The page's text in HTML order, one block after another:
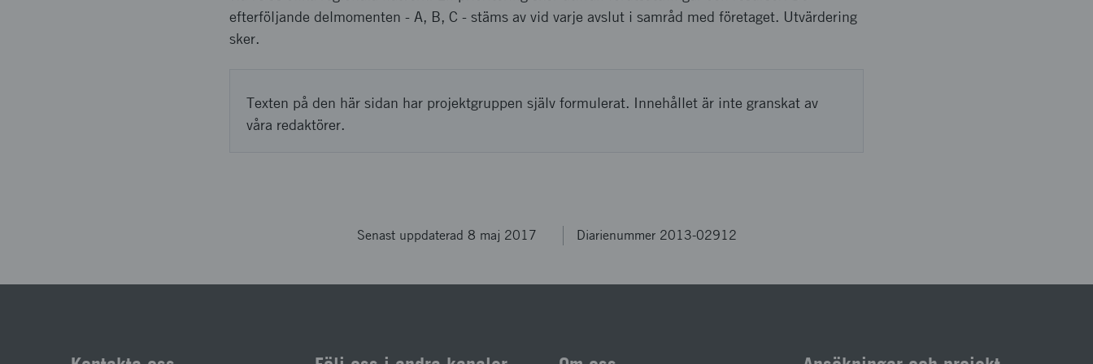
efterföljande delmomenten - A, B, C - stäms av vid varje avslut i samråd med företaget. Utvärdering
sker.
Texten på den här sidan har projektgruppen själv formulerat. Innehållet är inte granskat av
våra redaktörer.
Senast uppdaterad 8 maj 2017 Diarienummer 2013-02912